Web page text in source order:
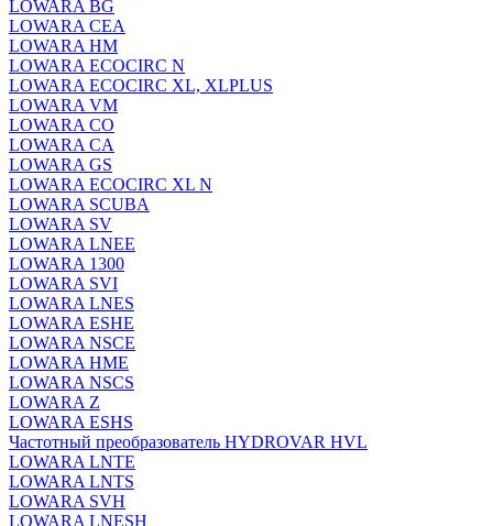
LOWARA BG
LOWARA CEA
LOWARA HM
LOWARA ECOCIRC N
LOWARA ECOCIRC XL, XLPLUS
LOWARA VM
LOWARA CO
LOWARA CA
LOWARA GS
LOWARA ECOCIRC XL N
LOWARA SCUBA
LOWARA SV
LOWARA LNEE
LOWARA 1300
LOWARA SVI
LOWARA LNES
LOWARA ESHE
LOWARA NSCE
LOWARA HME
LOWARA NSCS
LOWARA Z
LOWARA ESHS
Частотный преобразователь HYDROVAR HVL
LOWARA LNTE
LOWARA LNTS
LOWARA SVH
LOWARA LNESH